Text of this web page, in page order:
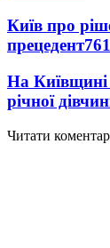
Київ про
прецедент
На Київщині
річної
Читати